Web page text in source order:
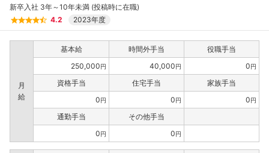
新卒入社 3年～10年未満 (投稿時に在職)
4.2
2023年度
月
給
基本給 時間外手当
役職手当
250,000円 40,000円 0円
資格手当 住宅手当
家族手当
0円 0円 0円
通勤手当
その他手当
0円 0円